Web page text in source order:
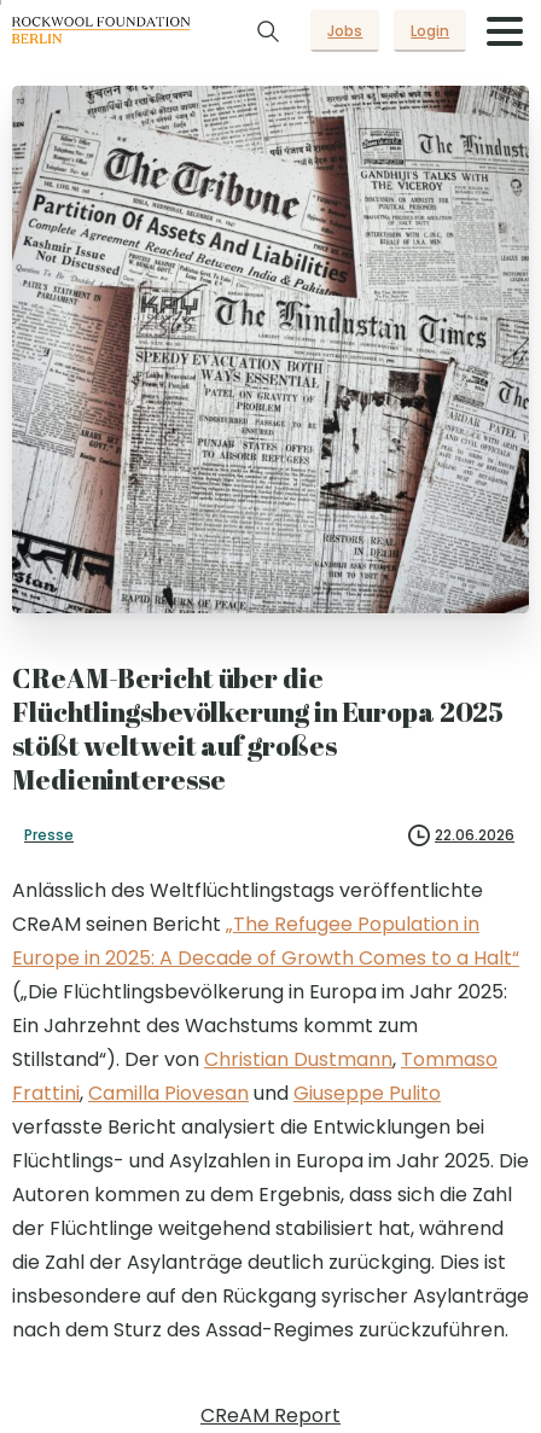
Jobs Login
CReAM-Bericht über die
Flüchtlingsbevölkerung in Europa 2025
stößt weltweit auf großes
Medieninteresse
Presse 22.06.2026
Anlässlich des Weltflüchtlingstags veröffentlichte
CReAM seinen Bericht „The Refugee Population in
Europe in 2025: A Decade of Growth Comes to a Halt“
(„Die Flüchtlingsbevölkerung in Europa im Jahr 2025:
Ein Jahrzehnt des Wachstums kommt zum
Stillstand“). Der vonChristian Dustmann, Tommaso
Frattini,Camilla PiovesanundGiuseppe Pulito
verfasste Bericht analysiert die Entwicklungen bei
Flüchtlings- und Asylzahlen in Europa im Jahr 2025. Die
Autoren kommen zu dem Ergebnis, dass sich die Zahl
der Flüchtlinge weitgehend stabilisiert hat, während
die Zahl der Asylanträge deutlich zurückging. Dies ist
insbesondere auf den Rückgang syrischer Asylanträge
nach dem Sturz des Assad-Regimes zurückzuführen.
CReAM Report